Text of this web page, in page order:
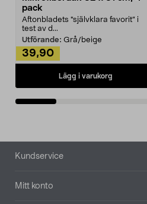
pack
Aftonbladets "självklara favorit” i
test av d...
Utförande: Grå/beige
39,90
Lägg i varukorg
Sidfot
Kundservice
Mitt konto